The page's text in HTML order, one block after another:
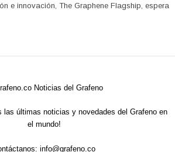
e innovación, The Graphene Flagship, espera
las últimas noticias y novedades del Grafeno en
el mundo!
info@grafeno.co